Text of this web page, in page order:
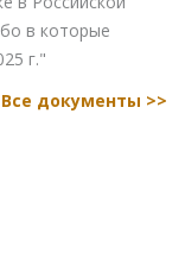
в которые
г."
Все документы >>